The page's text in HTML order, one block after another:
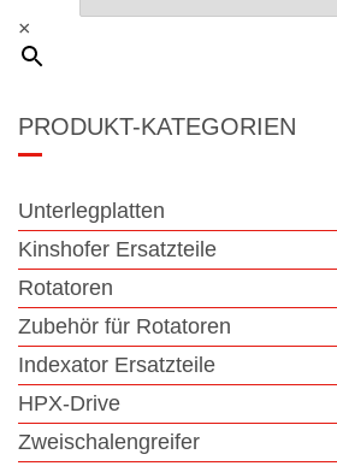
×
PRODUKT-KATEGORIEN
Unterlegplatten
Kinshofer Ersatzteile
Rotatoren
Zubehör für Rotatoren
Indexator Ersatzteile
HPX-Drive
Zweischalengreifer